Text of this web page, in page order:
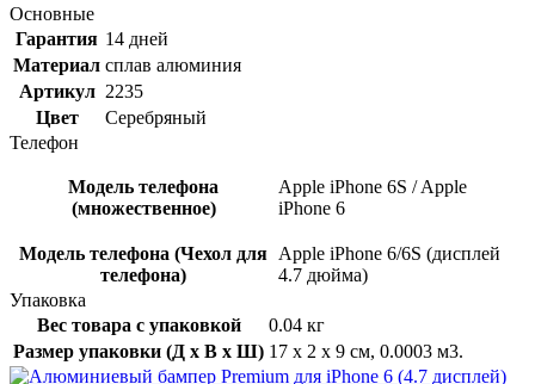
Основные
Гарантия 14 дней
Материал сплав алюминия
Артикул 2235
Цвет
Серебряный
Телефон
Модель телефона
(множественное)
Apple iPhone 6S / Apple
iPhone 6
Модель телефона (Чехол для
телефона)
Apple iPhone 6/6S (дисплей
4.7 дюйма)
Упаковка
Вес товара с упаковкой
0.04 кг
Размер упаковки (Д x В x Ш) 17 x 2 x 9 см, 0.0003 м3.